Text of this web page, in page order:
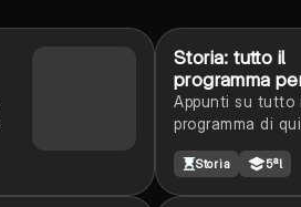
Storia: tutto il
programma
maturità
Appunti su tutto
programma di
Storia 5ªl